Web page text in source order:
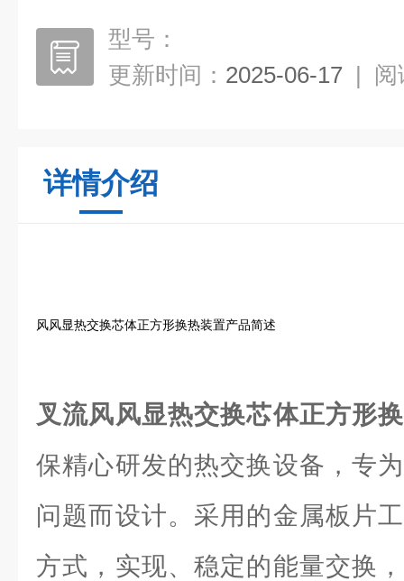
型号：
更新时间： 2025-06-17 | 阅
详情介绍
风风显热交换芯体正方形换热装置产品简述
叉流风风显热交换芯体正方形
保精心研发的热交换设备，专
问题而设计。采用的金属板片
方式，实现、稳定的能量交换